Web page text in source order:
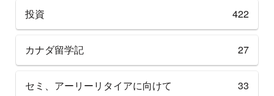
投資 422
カナダ留学記 27
セミ、アーリーリタイアに向けて 33